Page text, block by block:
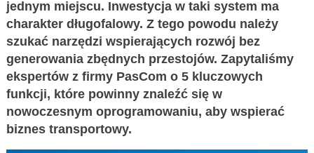
jednym miejscu. Inwestycja w taki system ma
charakter długofalowy. Z tego powodu należy
szukać narzędzi wspierających rozwój bez
generowania zbędnych przestojów. Zapytaliśmy
ekspertów z firmy PasCom o 5 kluczowych
funkcji, które powinny znaleźć się w
nowoczesnym oprogramowaniu, aby wspierać
biznes transportowy.